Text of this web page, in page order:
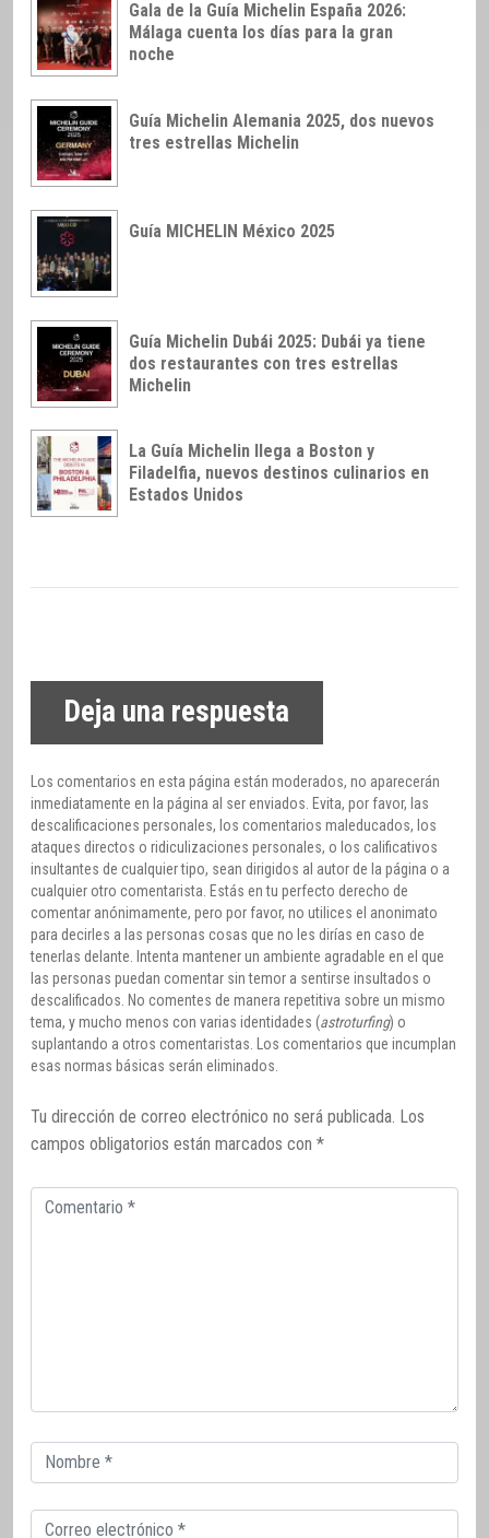
Gala de la Guía Michelin España 2026:
Málaga cuenta los días para la gran
noche
Guía Michelin Alemania 2025, dos nuevos
tres estrellas Michelin
Guía MICHELIN México 2025
Guía Michelin Dubái 2025: Dubái ya tiene
dos restaurantes con tres estrellas
Michelin
La Guía Michelin llega a Boston y
Filadelfia, nuevos destinos culinarios en
Estados Unidos
Deja una respuesta
Los comentarios en esta página están moderados, no aparecerán
inmediatamente en la página al ser enviados. Evita, por favor, las
descalificaciones personales, los comentarios maleducados, los
ataques directos o ridiculizaciones personales, o los calificativos
insultantes de cualquier tipo, sean dirigidos al autor de la página o a
cualquier otro comentarista. Estás en tu perfecto derecho de
comentar anónimamente, pero por favor, no utilices el anonimato
para decirles a las personas cosas que no les dirías en caso de
tenerlas delante. Intenta mantener un ambiente agradable en el que
las personas puedan comentar sin temor a sentirse insultados o
descalificados. No comentes de manera repetitiva sobre un mismo
tema, y mucho menos con varias identidades (astroturfing) o
suplantando a otros comentaristas. Los comentarios que incumplan
esas normas básicas serán eliminados.
Tu dirección de correo electrónico no será publicada. Los
campos obligatorios están marcados con *
Comentario
Correo
electrónico
Correo